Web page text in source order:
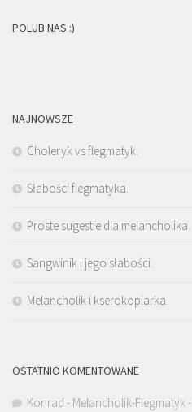
POLUB NAS :)
NAJNOWSZE
Choleryk vs flegmatyk.
Słabości flegmatyka.
Proste sugestie dla melancholika.
Sangwinik i jego słabości.
Melancholik i kserokopiarka.
OSTATNIO KOMENTOWANE
Konrad - Melancholik-Flegmatyk-